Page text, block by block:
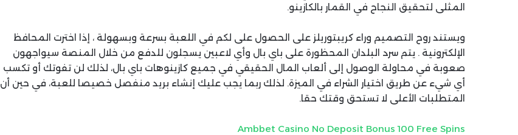
المثلى لتحقيق النجاح في القمار بالكازينو.
ويستند روح التصميم وراء كريبتوريلز على الحصول على لكم في اللعبة بسرعة وبسهولة ، إذا اخترت المحافظ
الإلكترونية . يتم سرد البلدان المحظورة على باي بال وأي لاعبين يسجلون للدفع من خلال المنصة سيواجهون
صعوبة في محاولة الوصول إلى ألعاب المال الحقيقي في جميع كازينوهات باي بال، لذلك لن تفوتك أو تكسب
أي شيء عن طريق اختيار الشراء في الميزة. لذلك ربما يجب عليك إنشاء بريد منفصل خصيصا للعبة، في حين أن
المتطلبات الأعلى لا تستحق وقتك حقا.
Ambbet Casino No Deposit Bonus 100 Free Spins